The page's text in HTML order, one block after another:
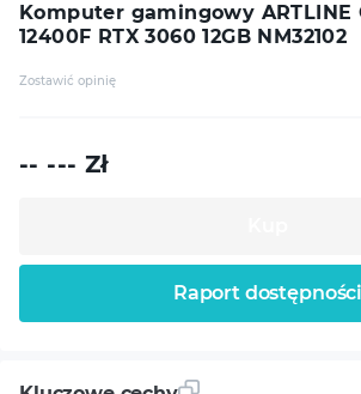
Komputer gamingowy ARTLINE
12400F RTX 3060 12GB NM32102
Zostawić opinię
-- --- Zł
Raport dostępności